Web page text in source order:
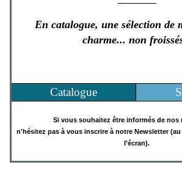
En catalogue, une sélection de
charme... non
Catalogue
Si vous souhaitez être informés de nos
n'hésitez pas à vous inscrire à notre Newsletter
l'écran).